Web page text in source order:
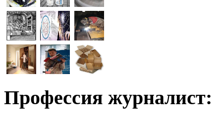
Профессия журналист: